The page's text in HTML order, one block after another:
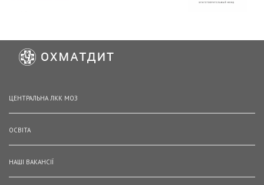
ЦЕНТРАЛЬНА ЛКК МОЗ
ОСВІТА
НАШІ ВАКАНСІЇ